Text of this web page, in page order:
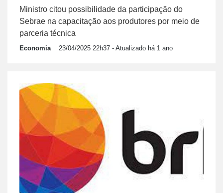
Ministro citou possibilidade da participação do
Sebrae na capacitação aos produtores por meio de
parceria técnica
Economia 23/04/2025 22h37 - Atualizado há 1 ano